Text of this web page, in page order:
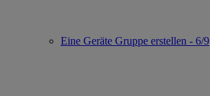
Eine Geräte Gruppe erstellen - 6/9